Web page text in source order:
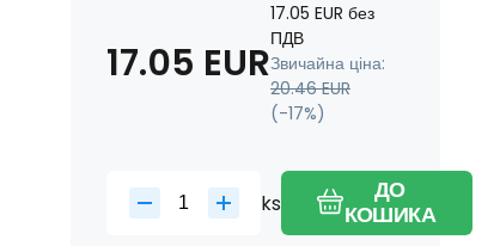
17.05 EUR
17.05 EUR без
ПДВ
Звичайна ціна:
20.46 EUR
(-17%)
ks
ДО
КОШИКА